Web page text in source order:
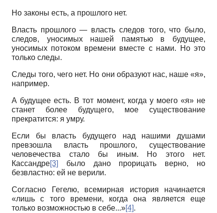
Но законы есть, а прошлого нет.
Власть прошлого — власть следов того, что было,
следов, уносимых нашей памятью в будущее,
уносимых потоком времени вместе с нами. Но это
только следы.
Следы того, чего нет. Но они образуют нас, наше «я»,
например.
А будущее есть. В тот момент, когда у моего «я» не
станет более будущего, мое существование
прекратится: я умру.
Если бы власть будущего над нашими душами
превзошла власть прошлого, существование
человечества стало бы иным. Но этого нет.
Кассандре[3]
было дано прорицать верно, но
безвластно: ей не верили.
Согласно Гегелю, всемирная история начинается
«лишь с того времени, когда она является еще
только возможностью в себе...»[4].